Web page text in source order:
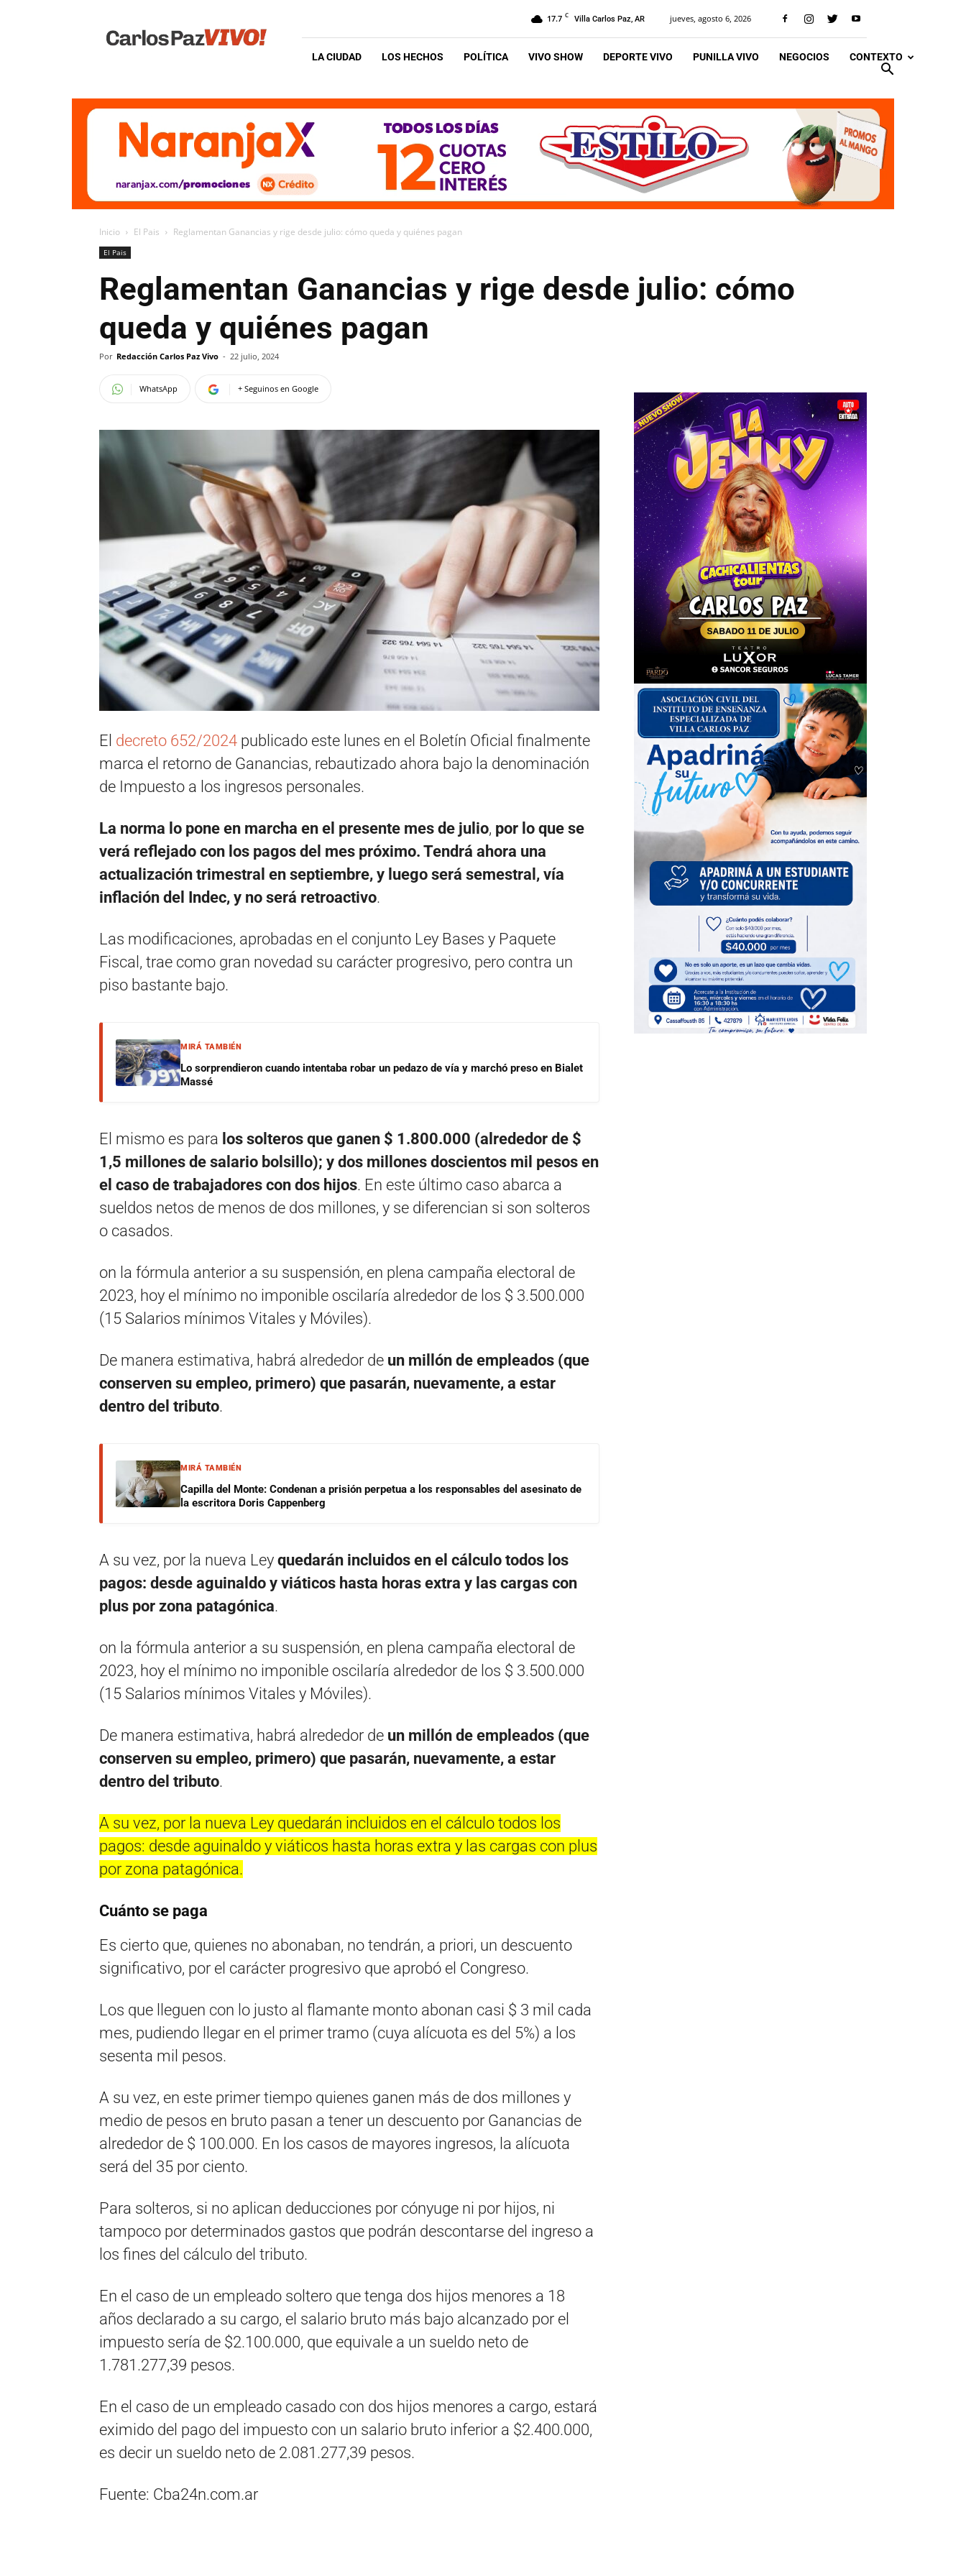
Vivo
17.7 C Villa Carlos Paz, AR jueves, agosto 6, 2026
LA CIUDAD LOS HECHOS POLÍTICA VIVO SHOW DEPORTE VIVO PUNILLA VIVO NEGOCIOS CONTEXTO
Inicio El Pais Reglamentan Ganancias y rige desde julio: cómo queda y quiénes pagan
El Pais
Reglamentan Ganancias y rige desde julio: cómo
queda y quiénes pagan
Por Redacción Carlos Paz Vivo - 22 julio, 2024
WhatsApp + Seguinos en Google
El decreto 652/2024 publicado este lunes en el Boletín Oficial finalmente
marca el retorno de Ganancias, rebautizado ahora bajo la denominación
de Impuesto a los ingresos personales.
La norma lo pone en marcha en el presente mes de julio, por lo que se
verá reflejado con los pagos del mes próximo. Tendrá ahora una
actualización trimestral en septiembre, y luego será semestral, vía
inflación del Indec, y no será retroactivo.
Las modificaciones, aprobadas en el conjunto Ley Bases y Paquete
Fiscal, trae como gran novedad su carácter progresivo, pero contra un
piso bastante bajo.
MIRÁ TAMBIÉN
Lo sorprendieron cuando intentaba robar un pedazo de vía y marchó preso en Bialet
Massé
El mismo es para los solteros que ganen $ 1.800.000 (alrededor de $
1,5 millones de salario bolsillo); y dos millones doscientos mil pesos en
el caso de trabajadores con dos hijos. En este último caso abarca a
sueldos netos de menos de dos millones, y se diferencian si son solteros
o casados.
on la fórmula anterior a su suspensión, en plena campaña electoral de
2023, hoy el mínimo no imponible oscilaría alrededor de los $ 3.500.000
(15 Salarios mínimos Vitales y Móviles).
De manera estimativa, habrá alrededor de un millón de empleados (que
conserven su empleo, primero) que pasarán, nuevamente, a estar
dentro del tributo.
MIRÁ TAMBIÉN
Capilla del Monte: Condenan a prisión perpetua a los responsables del asesinato de
la escritora Doris Cappenberg
A su vez, por la nueva Ley quedarán incluidos en el cálculo todos los
pagos: desde aguinaldo y viáticos hasta horas extra y las cargas con
plus por zona patagónica.
on la fórmula anterior a su suspensión, en plena campaña electoral de
2023, hoy el mínimo no imponible oscilaría alrededor de los $ 3.500.000
(15 Salarios mínimos Vitales y Móviles).
De manera estimativa, habrá alrededor de un millón de empleados (que
conserven su empleo, primero) que pasarán, nuevamente, a estar
dentro del tributo.
A su vez, por la nueva Ley quedarán incluidos en el cálculo todos los
pagos: desde aguinaldo y viáticos hasta horas extra y las cargas con plus
por zona patagónica.
Cuánto se paga
Es cierto que, quienes no abonaban, no tendrán, a priori, un descuento
significativo, por el carácter progresivo que aprobó el Congreso.
Los que lleguen con lo justo al flamante monto abonan casi $ 3 mil cada
mes, pudiendo llegar en el primer tramo (cuya alícuota es del 5%) a los
sesenta mil pesos.
A su vez, en este primer tiempo quienes ganen más de dos millones y
medio de pesos en bruto pasan a tener un descuento por Ganancias de
alrededor de $ 100.000. En los casos de mayores ingresos, la alícuota
será del 35 por ciento.
Para solteros, si no aplican deducciones por cónyuge ni por hijos, ni
tampoco por determinados gastos que podrán descontarse del ingreso a
los fines del cálculo del tributo.
En el caso de un empleado soltero que tenga dos hijos menores a 18
años declarado a su cargo, el salario bruto más bajo alcanzado por el
impuesto sería de $2.100.000, que equivale a un sueldo neto de
1.781.277,39 pesos.
En el caso de un empleado casado con dos hijos menores a cargo, estará
eximido del pago del impuesto con un salario bruto inferior a $2.400.000,
es decir un sueldo neto de 2.081.277,39 pesos.
Fuente: Cba24n.com.ar